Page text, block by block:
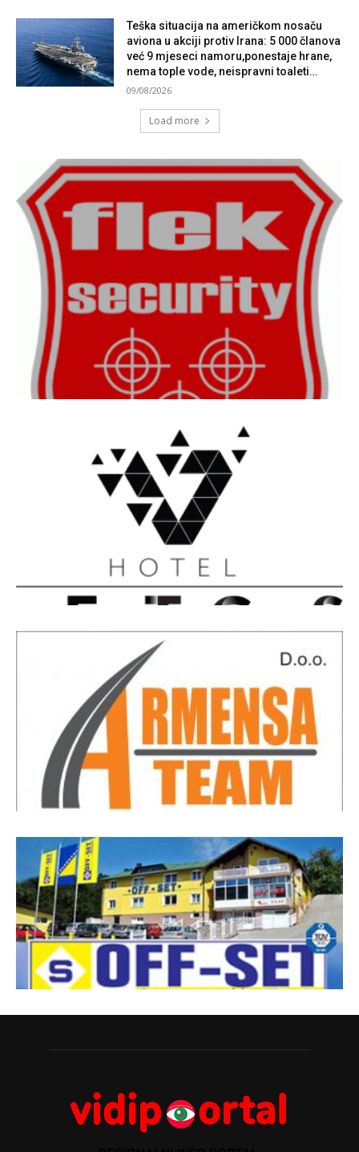
Teška situacija na američkom nosaču
aviona u akciji protiv Irana: 5 000 članova
već 9 mjeseci namoru,ponestaje hrane,
nema tople vode, neispravni toaleti…
09/08/2026
Load more